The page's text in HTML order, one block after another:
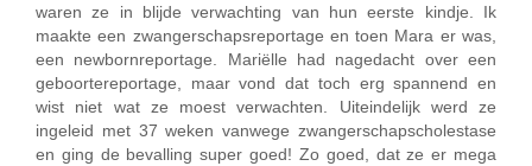
waren ze in blijde verwachting van hun eerste kindje. Ik
maakte een zwangerschapsreportage en toen Mara er was,
een newbornreportage. Mariëlle had nagedacht over een
geboortereportage, maar vond dat toch erg spannend en
wist niet wat ze moest verwachten. Uiteindelijk werd ze
ingeleid met 37 weken vanwege zwangerschapscholestase
en ging de bevalling super goed! Zo goed, dat ze er mega